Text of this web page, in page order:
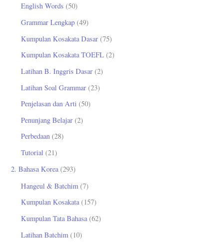
English Words (50)
Grammar Lengkap (49)
Kumpulan Kosakata Dasar (75)
Kumpulan Kosakata TOEFL (2)
Latihan B. Inggris Dasar (2)
Latihan Soal Grammar (23)
Penjelasan dan Arti (50)
Penunjang Belajar (2)
Perbedaan (28)
Tutorial (21)
2. Bahasa Korea (293)
Hangeul & Batchim (7)
Kumpulan Kosakata(157)
Kumpulan Tata Bahasa(62)
Latihan Batchim (10)